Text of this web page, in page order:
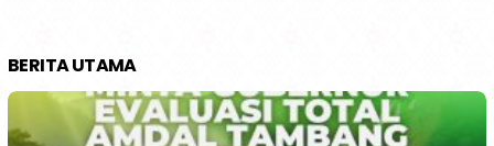
BERITA UTAMA